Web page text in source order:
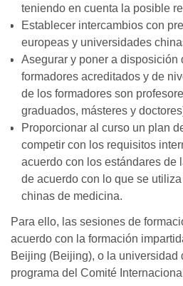
teniendo en cuenta la posible
Establecer intercambios con
europeas y universidades
Asegurar y poner a disposición
formadores acreditados y de
de los formadores son
graduados, másteres y
Proporcionar al curso un plan
competir con los requisitos
acuerdo con los estándares de
de acuerdo con lo que se
chinas de medicina.
Para ello, las sesiones de
acuerdo con la formación
Beijing (Beijing), o la universidad
programa del Comité